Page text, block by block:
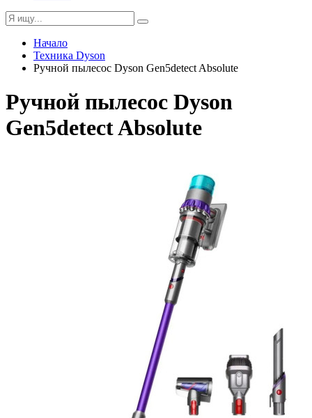
Начало
Техника Dyson
Ручной пылесос Dyson Gen5detect Absolute
Ручной пылесос Dyson
Gen5detect Absolute